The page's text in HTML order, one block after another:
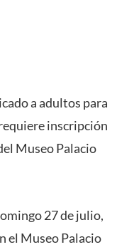
a adultos para
inscripción
Museo Palacio
27 de julio,
el Museo Palacio